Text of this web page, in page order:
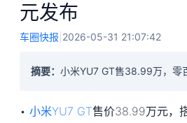
元发布
车圈快报 2026-05-31 21:07:42
摘要： 小米YU7 GT售38.99万，
• 小米YU7 GT售价38.99万元，